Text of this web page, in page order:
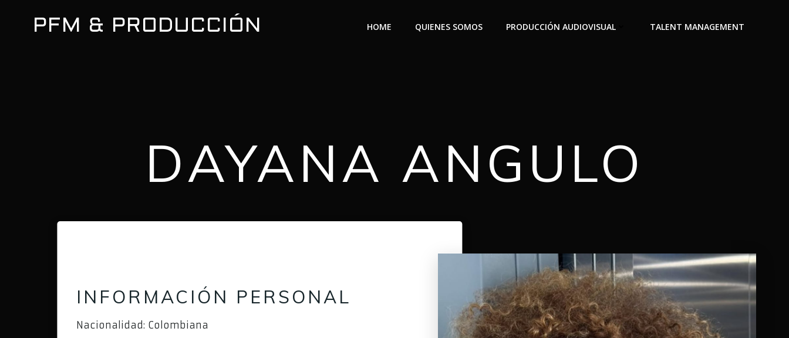
PFM & PRODUCCIÓN HOME QUIENES SOMOS PRODUCCIÓN AUDIOVISUAL TALENT MANAGEMENT
DAYANA ANGULO
INFORMACIÓN PERSONAL
Nacionalidad: Colombiana